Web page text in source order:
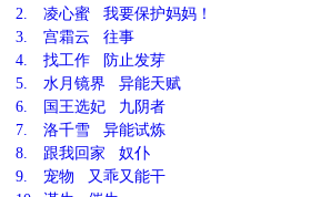
2.
凌心蜜 我要保护妈妈！
3.
宫霜云 往事
4.
找工作 防止发芽
5.
水月镜界 异能天赋
6.
国王选妃 九阴者
7.
洛千雪 异能试炼
8.
跟我回家 奴仆
9.
宠物 又乖又能干